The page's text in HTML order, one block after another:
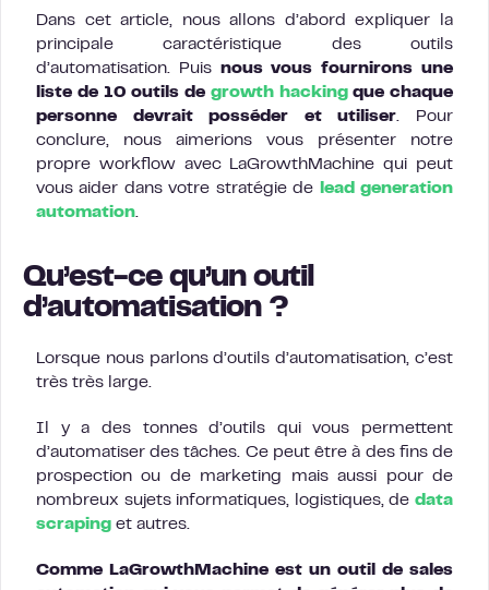
Dans cet article, nous allons d’abord expliquer la
principale caractéristique des outils
d’automatisation. Puis nous vous fournirons une
liste de 10 outils de growth hackingque chaque
personne devrait posséder et utiliser. Pour
conclure, nous aimerions vous présenter notre
propre workflow avec LaGrowthMachine qui peut
vous aider dans votre stratégie de
lead generation
automation.
Qu’est-ce qu’un outil
d’automatisation ?
Lorsque nous parlons d’outils d’automatisation, c’est
très très large.
Il y a des tonnes d’outils qui vous permettent
d’automatiser des tâches. Ce peut être à des fins de
prospection ou de marketing mais aussi pour de
nombreux sujets informatiques, logistiques, de data
scraping et autres.
Comme LaGrowthMachine est un outil de sales